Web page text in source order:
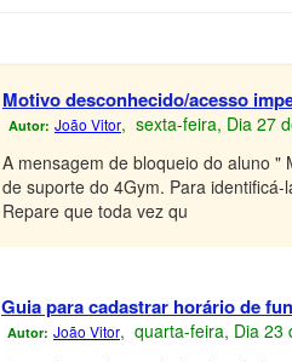
Motivo desconhecido/acesso
Autor: João Vitor, sexta-feira, Dia 27
A mensagem de bloqueio do aluno
de suporte do 4Gym. Para
Repare que toda vez qu
Guia para cadastrar horário de
Autor: João Vitor, quarta-feira, Dia 23